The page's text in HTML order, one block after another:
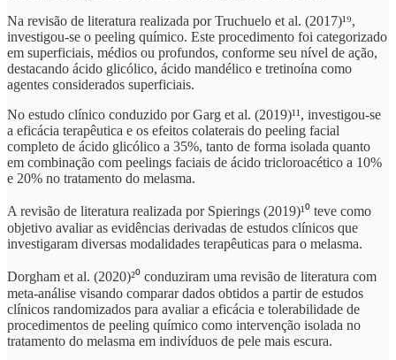
Na revisão de literatura realizada por Truchuelo et al. (2017)¹⁹,
investigou-se o peeling químico. Este procedimento foi categorizado
em superficiais, médios ou profundos, conforme seu nível de ação,
destacando ácido glicólico, ácido mandélico e tretinoína como
agentes considerados superficiais.
No estudo clínico conduzido por Garg et al. (2019)¹¹, investigou-se
a eficácia terapêutica e os efeitos colaterais do peeling facial
completo de ácido glicólico a 35%, tanto de forma isolada quanto
em combinação com peelings faciais de ácido tricloroacético a 10%
e 20% no tratamento do melasma.
A revisão de literatura realizada por Spierings (2019)¹⁰ teve como
objetivo avaliar as evidências derivadas de estudos clínicos que
investigaram diversas modalidades terapêuticas para o melasma.
Dorgham et al. (2020)²⁰ conduziram uma revisão de literatura com
meta-análise visando comparar dados obtidos a partir de estudos
clínicos randomizados para avaliar a eficácia e tolerabilidade de
procedimentos de peeling químico como intervenção isolada no
tratamento do melasma em indivíduos de pele mais escura.